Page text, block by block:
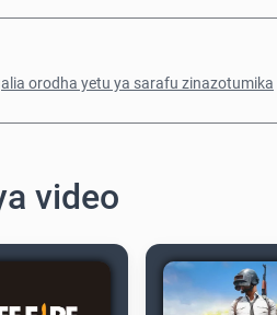
orodha yetu ya sarafu zinazotumika
video